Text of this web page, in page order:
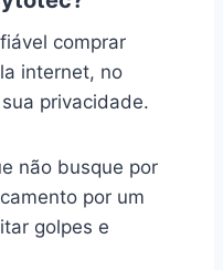
comprar
internet, no
privacidade.
não busque por
por um
golpes e